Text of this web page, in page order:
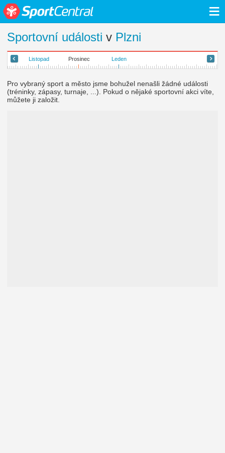
≡
Sportovní události v Plzni
Listopad Prosinec Leden
Pro vybraný sport a město jsme bohužel nenašli žádné události
(tréninky, zápasy, turnaje, ...). Pokud o nějaké sportovní akci víte,
můžete ji založit.